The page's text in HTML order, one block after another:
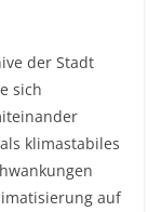
der Stadt
sich
klimastabiles
auf